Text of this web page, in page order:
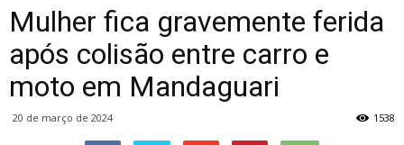
Mulher fica gravemente ferida
após colisão entre carro e
moto em Mandaguari
20 de março de 2024 1538